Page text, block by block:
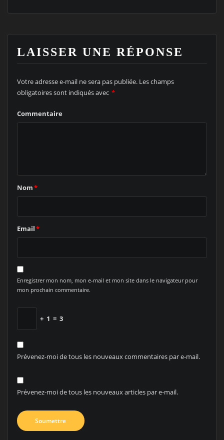
LAISSER UNE RÉPONSE
Votre adresse e-mail ne sera pas publiée. Les champs
obligatoires sont indiqués avec *
Commentaire
Nom*
Email*
Enregistrer mon nom, mon e-mail et mon site dans le navigateur pour
mon prochain commentaire.
+ 1 = 3
Prévenez-moi de tous les nouveaux commentaires par e-mail.
Prévenez-moi de tous les nouveaux articles par e-mail.